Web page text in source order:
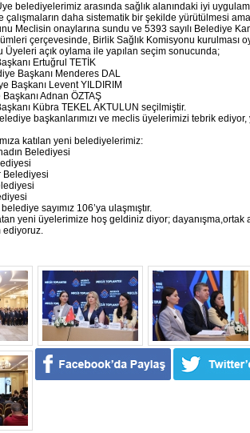
belediyelerimiz arasında sağlık alanındaki iyi
daha sistematik bir şekilde yürütülmesi
Meclisin onaylarına sundu ve 5393 sayılı Belediye
çerçevesinde, Birlik Sağlık Komisyonu kurulması
Üyeleri açık oylama ile yapılan seçim sonucunda;
Ertuğrul TETİK
Başkanı Menderes DAL
Başkanı Levent YILDIRIM
Başkanı Adnan ÖZTAŞ
Kübra TEKEL AKTULUN seçilmiştir.
başkanlarımızı ve meclis üyelerimizi tebrik
katılan yeni belediyelerimiz:
Belediyesi
Belediyesi
sayımız 106’ya ulaşmıştır.
yeni üyelerimize hoş geldiniz diyor; dayanışma,ortak
ediyoruz.